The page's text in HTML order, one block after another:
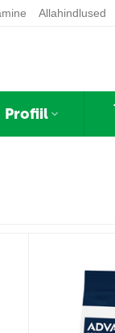
Allahindlused
Profiil